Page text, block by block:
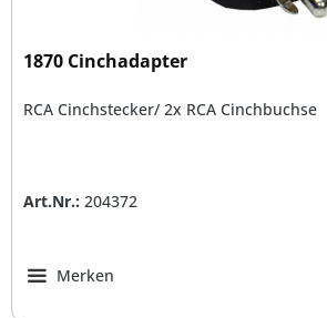
1870 Cinchadapter
RCA Cinchstecker/ 2x RCA Cinchbuchse
Art.Nr.: 204372
Merken